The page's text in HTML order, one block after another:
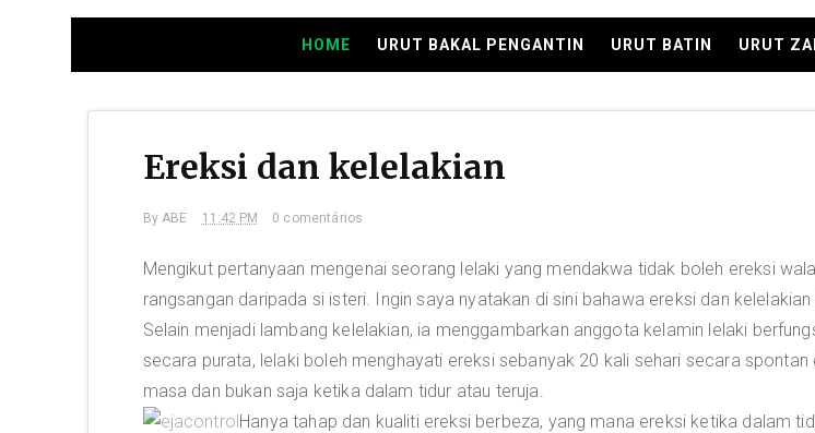
HOME URUT BAKAL PENGANTIN URUT BATIN URUT
Ereksi dan kelelakian
By ABE 11:42 PM 0 comentários
Mengikut pertanyaan mengenai seorang lelaki yang mendakwa tidak boleh ereksi
rangsangan daripada si isteri. Ingin saya nyatakan di sini bahawa ereksi dan
Selain menjadi lambang kelelakian, ia menggambarkan anggota kelamin lelaki
secara purata, lelaki boleh menghayati ereksi sebanyak 20 kali sehari secara spontan
masa dan bukan saja ketika dalam tidur atau teruja.
Hanya tahap dan kualiti ereksi berbeza, yang mana ereksi ketika dalam